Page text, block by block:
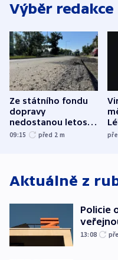
Výběr redakce
Ze státního fondu
dopravy
nedostanou letos
kraje na silnice ani
09:15 před 2 m
Aktuálně z
Policie
13:08